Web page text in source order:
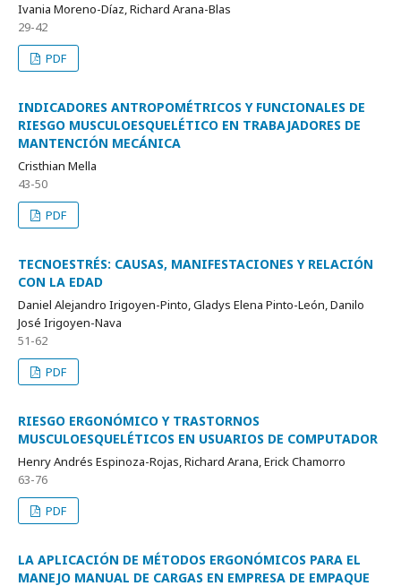
Ivania Moreno-Díaz, Richard Arana-Blas
29-42
PDF
INDICADORES ANTROPOMÉTRICOS Y FUNCIONALES DE
RIESGO MUSCULOESQUELÉTICO EN TRABAJADORES DE
MANTENCIÓN MECÁNICA
Cristhian Mella
43-50
PDF
TECNOESTRÉS: CAUSAS, MANIFESTACIONES Y RELACIÓN
CON LA EDAD
Daniel Alejandro Irigoyen-Pinto, Gladys Elena Pinto-León, Danilo
José Irigoyen-Nava
51-62
PDF
RIESGO ERGONÓMICO Y TRASTORNOS
MUSCULOESQUELÉTICOS EN USUARIOS DE COMPUTADOR
Henry Andrés Espinoza-Rojas, Richard Arana, Erick Chamorro
63-76
PDF
LA APLICACIÓN DE MÉTODOS ERGONÓMICOS PARA EL
MANEJO MANUAL DE CARGAS EN EMPRESA DE EMPAQUE